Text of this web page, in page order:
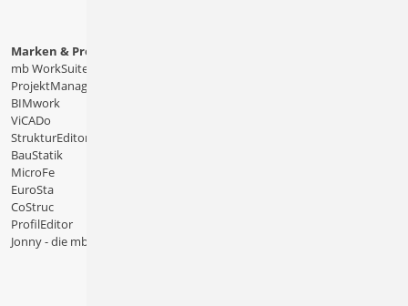
Marken & Produkte
mb WorkSuite
ProjektManager
BIMwork
ViCADo
StrukturEditor
BauStatik
MicroFe
EuroSta
CoStruc
ProfilEditor
Jonny - die mb-App